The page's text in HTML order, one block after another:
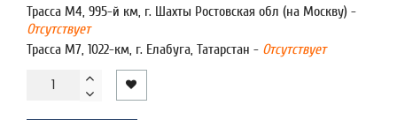
Трасса М4, 995-й км, г. Шахты Ростовская обл (на Москву) -
Отсутствует
Трасса М7, 1022-км, г. Елабуга, Татарстан - Отсутствует